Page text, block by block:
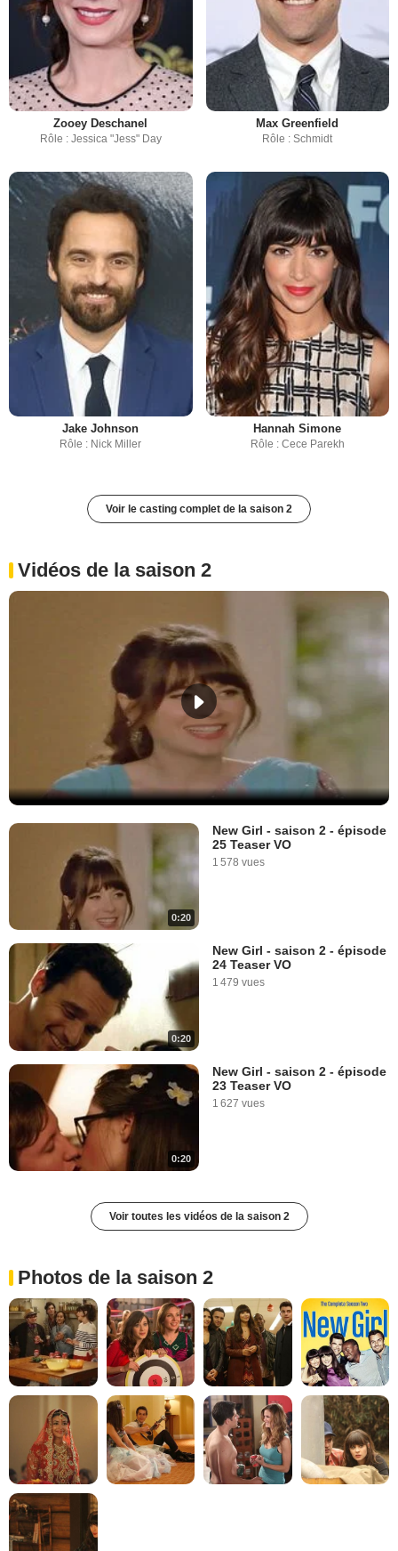
Zooey Deschanel
Rôle : Jessica "Jess" Day
Max Greenfield
Rôle : Schmidt
Jake Johnson
Rôle : Nick Miller
Hannah Simone
Rôle : Cece Parekh
Voir le casting complet de la saison 2
Vidéos de la saison 2
0:20
New Girl - saison 2 - épisode
25 Teaser VO
1 578 vues
0:20
New Girl - saison 2 - épisode
24 Teaser VO
1 479 vues
0:20
New Girl - saison 2 - épisode
23 Teaser VO
1 627 vues
Voir toutes les vidéos de la saison 2
Photos de la saison 2